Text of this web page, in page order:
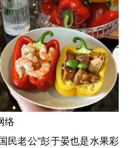
络
民老公”彭于晏也是水果彩